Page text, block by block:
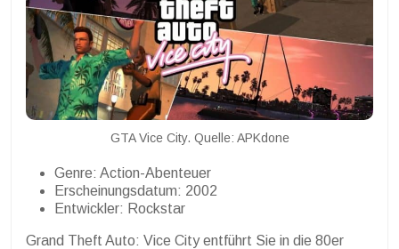
GTA Vice City. Quelle: APKdone
Genre: Action-Abenteuer
Erscheinungsdatum: 2002
Entwickler: Rockstar
Grand Theft Auto: Vice City entführt Sie in die 80er